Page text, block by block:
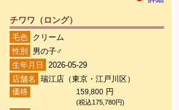
チワワ（ロング）
毛色
クリーム
性別
男の子♂
生年月日
2026-05-29
店舗名
瑞江店（東京・江戸川区）
価格
159,800 円
(税込175,780円)